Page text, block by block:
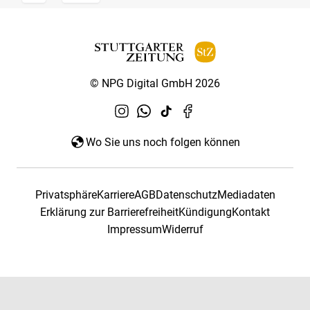
© NPG Digital GmbH 2026
Wo Sie uns noch folgen können
PrivatsphäreKarriereAGBDatenschutzMediadaten
Erklärung zur BarrierefreiheitKündigungKontakt
ImpressumWiderruf